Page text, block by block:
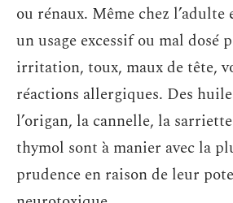
ou rénaux. Même chez l’adulte
un usage excessif ou mal dosé
irritation, toux, maux de tête,
réactions allergiques. Des
l’origan, la cannelle, la
thymol sont à manier avec la
prudence en raison de leur